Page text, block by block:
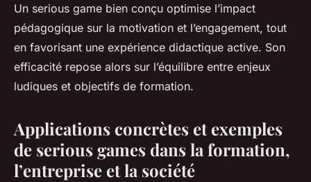
Un serious game bien conçu optimise l’impact
pédagogique sur la motivation et l’engagement, tout
en favorisant une expérience didactique active. Son
efficacité repose alors sur l’équilibre entre enjeux
ludiques et objectifs de formation.
Applications concrètes et exemples
de serious games dans la formation,
l’entreprise et la société